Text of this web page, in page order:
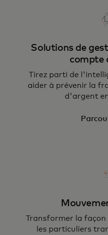
Solutions de
compte
Tirez parti de
aider à prévenir la
d'argent
Transformer la
les particuliers